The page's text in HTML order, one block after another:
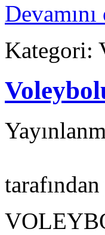
Kategori:
tarafından